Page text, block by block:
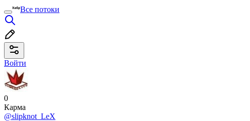
Все потоки
Войти
0
Карма
@slipknot_LeX